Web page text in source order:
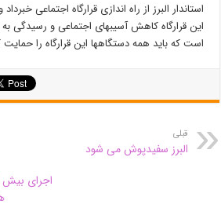
استاندار البرز از راه اندازی قرارگاه اجتماعی
این قرارگاه کاهش آسیبهای اجتماعی و رسیدگی
است که باید همه دستگاهها این قرارگاه را حمایت
قبلی
البرز سفیدپوش می شود